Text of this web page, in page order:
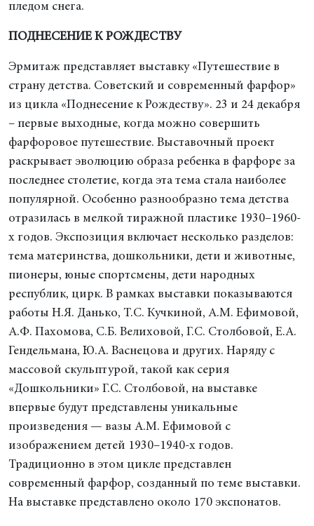
пледом снега.
ПОДНЕСЕНИЕ К РОЖДЕСТВУ
Эрмитаж представляет выставку «Путешествие в
страну детства. Советский и современный фарфор»
из цикла «Поднесение к Рождеству». 23 и 24 декабря
– первые выходные, когда можно совершить
фарфоровое путешествие. Выставочный проект
раскрывает эволюцию образа ребенка в фарфоре за
последнее столетие, когда эта тема стала наиболее
популярной. Особенно разнообразно тема детства
отразилась в мелкой тиражной пластике 1930–1960-
х годов. Экспозиция включает несколько разделов:
тема материнства, дошкольники, дети и животные,
пионеры, юные спортсмены, дети народных
республик, цирк. В рамках выставки показываются
работы Н.Я. Данько, Т.С. Кучкиной, А.М. Ефимовой,
А.Ф. Пахомова, С.Б. Велиховой, Г.С. Столбовой, Е.А.
Гендельмана, Ю.А. Васнецова и других. Наряду с
массовой скульптурой, такой как серия
«Дошкольники» Г.С. Столбовой, на выставке
впервые будут представлены уникальные
произведения — вазы А.М. Ефимовой с
изображением детей 1930–1940-х годов.
Традиционно в этом цикле представлен
современный фарфор, созданный по теме выставки.
На выставке представлено около 170 экспонатов.